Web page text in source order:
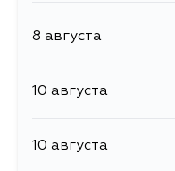
EL44, EP82, EP85,
8 августа
10 августа
10 августа